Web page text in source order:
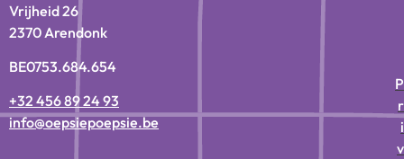
Vrijheid 26
2370 Arendonk
BE0753.684.654
+32 456 89 24 93
info@oepsiepoepsie.be
P
r
i
v